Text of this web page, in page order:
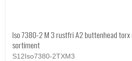
Iso 7380-2 M 3 rustfri A2 buttenhead
sortiment
S12Iso7380-2TXM3